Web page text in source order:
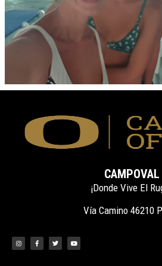
CAMPOVAL
¡Donde Vive El
Vía Camino 46210